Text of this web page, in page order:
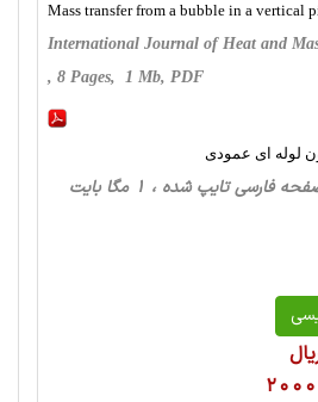
Mass transfer from a bubble in a vertical
International Journal of Heat and
, 8 Pages, 1 Mb, PDF
لوله ای عمودی
، حرارت‌ و سیالات، 23 صفحه فارسی تایپ شده ، 1 مگا بایت